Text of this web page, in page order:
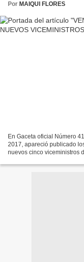
Por MAIQUI FLORES
En Gaceta oficial Número
2017, apareció publicado
nuevos cinco viceministros